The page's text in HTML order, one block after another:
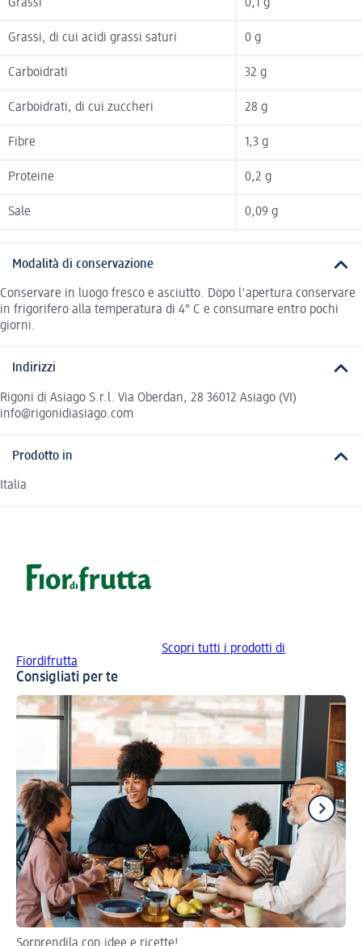
Grassi 0,1 g
Grassi, di cui acidi grassi saturi 0 g
Carboidrati 32 g
Carboidrati, di cui zuccheri 28 g
Fibre 1,3 g
Proteine 0,2 g
Sale 0,09 g
Modalità di conservazione
Conservare in luogo fresco e asciutto. Dopo l'apertura conservare
in frigorifero alla temperatura di 4° C e consumare entro pochi
giorni.
Indirizzi
Rigoni di Asiago S.r.l. Via Oberdan, 28 36012 Asiago (VI)
info@rigonidiasiago.com
Prodotto in
Italia
Scopri tutti i prodotti di
Fiordifrutta
Consigliati per te
Sorprendila con idee e ricette!